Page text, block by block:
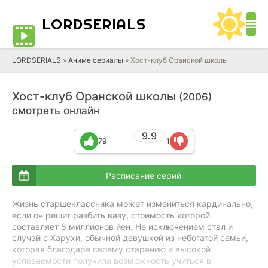
LORDSERIALS
LORDSERIALS » Аниме сериалы » Хост-клуб Оранской школы
Хост-клуб Оранской школы (2006)
смотреть онлайн
9.9
79 1
Расписание серий
Жизнь старшеклассника может измениться кардинально,
если он решит разбить вазу, стоимость которой
составляет 8 миллионов йен. Не исключением стал и
случай с Харухи, обычной девушкой из небогатой семьи,
которая благодаря своему старанию и высокой
успеваемости получила возможность учиться в